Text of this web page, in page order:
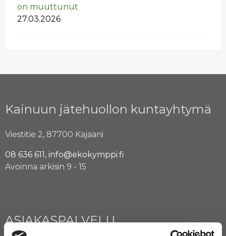
on muut­tu­nut
27.03.2026
Kainuun jätehuollon kuntayhtymä
Viestitie 2, 87700 Kajaani
08 636 611, info@ekokymppi.fi
Avoinna arkisin 9 - 15
ASIAKASPALVELU